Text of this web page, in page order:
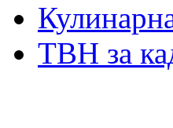
ТВН за